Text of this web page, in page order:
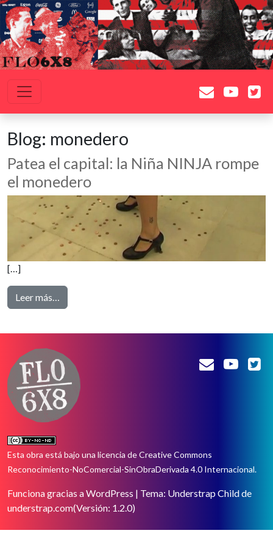
Navegación principal
Blog: monedero
Patea el capital: la Niña NINJA rompe
el monedero
[…]
Leer más…
Esta obra está bajo una licencia de Creative Commons
Reconocimiento-NoComercial-SinObraDerivada 4.0 Internacional.
Funciona gracias a WordPress | Tema: Understrap Child de
understrap.com(Versión: 1.2.0)